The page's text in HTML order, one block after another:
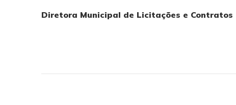
Diretora Municipal de Licitações e Contratos